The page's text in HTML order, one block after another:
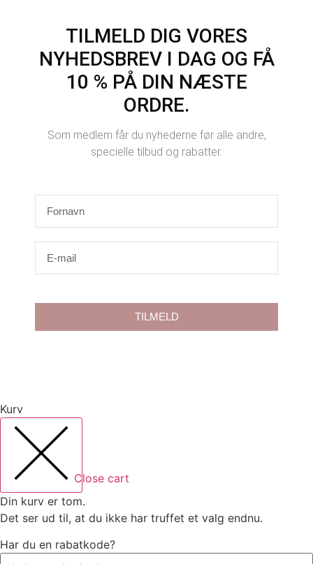
TILMELD DIG VORES
NYHEDSBREV I DAG OG FÅ
10 % PÅ DIN NÆSTE
ORDRE.
Som medlem får du nyhederne før alle andre,
specielle tilbud og rabatter.
TILMELD
Kurv
Close cart
Din kurv er tom.
Det ser ud til, at du ikke har truffet et valg endnu.
Har du en rabatkode?